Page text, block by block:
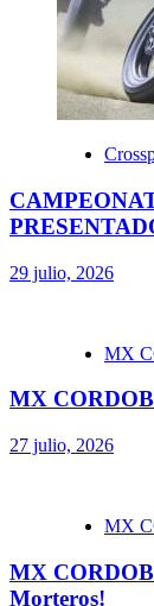
29 julio, 2026
MX
MX
27 julio, 2026
MX
MX
Morteros!